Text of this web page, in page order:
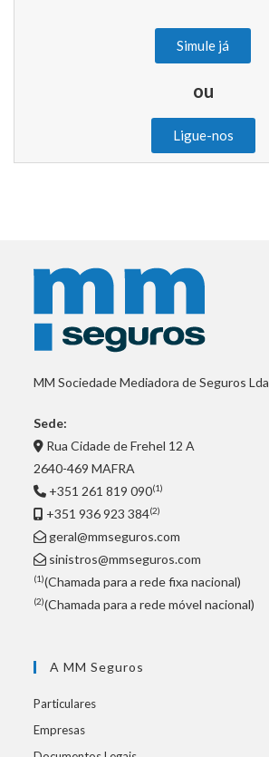
Simule já
ou
Ligue-nos
MM Sociedade Mediadora de Seguros Lda
Sede:
Rua Cidade de Frehel 12 A
2640-469 MAFRA
+351 261 819 090(1)
+351 936 923 384(2)
geral@mmseguros.com
sinistros@mmseguros.com
(1)(Chamada para a rede fixa nacional)
(2)(Chamada para a rede móvel nacional)
A MM Seguros
Particulares
Empresas